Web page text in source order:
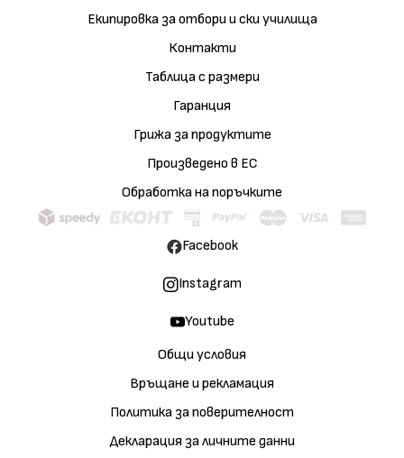
Екипировка за отбори и ски училища
Контакти
Таблица с размери
Гаранция
Грижа за продуктите
Произведено в ЕС
Обработка на поръчките
Общи условия
Връщане и рекламация
Политика за поверителност
Декларация за личните данни
Facebook
Instagram
Youtube